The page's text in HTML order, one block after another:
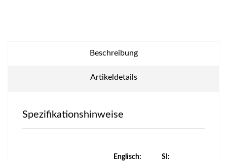
Beschreibung
Artikeldetails
Spezifikationshinweise
Englisch:
SI: